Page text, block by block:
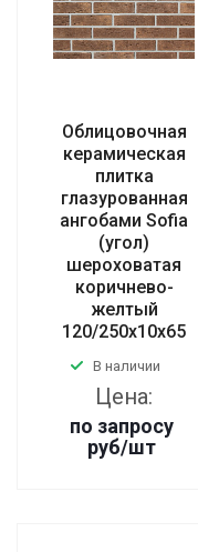
Облицовочная
керамическая
плитка
глазурованная
ангобами Sofia
(угол)
шероховатая
коричнево-
желтый
120/250x10x65
В наличии
Цена:
по запросу
руб/шт